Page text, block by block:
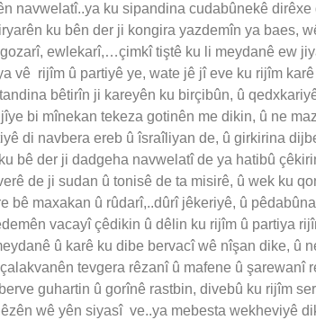
navwelatî..ya ku sipandina cudabûnekê
ku bên der ji kongira yazdemîn ya baes,
ewlekarî,…çimkî tiştê ku li meydanê ew
vê rijîm û partiyê ye, wate jê jî eve ku rijîm
bêtirîn ji kareyên ku birçibûn, û
bi mînekan tekeza gotinên me dikin, û ne
di navbera ereb û îsraîliyan de, û girkirina
bê der ji dadgeha navwelatî de ya hatibû
de ji sudan û tonisê de ta misirê, û wek ku
bê maxakan û rûdarî,..dûrî jêkeriyê, û
vacayî çêdikin û dêlin ku rijîm û partiya
û karê ku dibe bervacî wê nîşan dike, û
tevgera rêzanî û mafene û şarewanî
guhartin û gorînê rastbin, divebû ku rijîm
wê yên siyasî ve..ya mebesta wekheviyê